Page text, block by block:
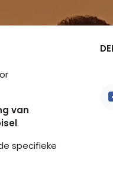
van
.
specifieke